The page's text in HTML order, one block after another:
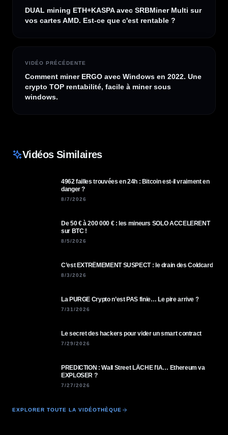
DUAL mining ETH+KASPA avec SRBMiner Multi sur
vos cartes AMD. Est-ce que c'est rentable ?
VIDÉO PRÉCÉDENTE
Comment miner ERGO avec Windows en 2022. Une
crypto TOP rentabilité, facile à miner sous
windows.
Vidéos Similaires
4962 failles trouvées en 24h : Bitcoin est-il vraiment en
danger ?
8/7/2026
De 50 € à 200 000 € : les mineurs SOLO ACCELERENT
sur BTC !
8/5/2026
C’est EXTRÊMEMENT SUSPECT : le drain des Coldcard
8/3/2026
La PURGE Crypto n’est PAS finie… Le pire arrive ?
7/31/2026
Le secret des hackers pour vider un smart contract
7/29/2026
PREDICTION : Wall Street LÂCHE l'IA… Ethereum va
EXPLOSER ?
7/27/2026
EXPLORER TOUTE LA VIDÉOTHÈQUE